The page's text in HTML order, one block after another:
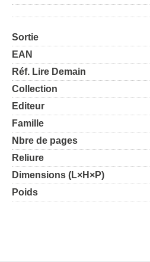
Sortie
EAN
Réf. Lire Demain
Collection
Editeur
Famille
Nbre de pages
Reliure
Dimensions (L×H×P)
Poids